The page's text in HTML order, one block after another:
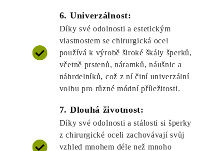
6. Univerzálnost:
Díky své odolnosti a estetickým
vlastnostem se chirurgická ocel
používá k výrobě široké škály šperků,
včetně prstenů, náramků, náušnic a
náhrdelníků, což z ní činí univerzální
volbu pro různé módní příležitosti.
7. Dlouhá životnost:
Díky své odolnosti a stálosti si šperky
z chirurgické oceli zachovávají svůj
vzhled mnohem déle než mnoho